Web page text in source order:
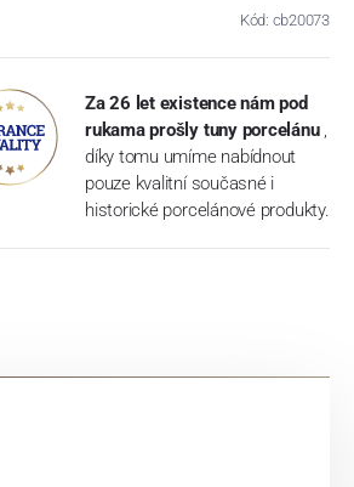
Kód: cb20073
Za 26 let existence nám pod
rukama prošly tuny porcelánu ,
díky tomu umíme nabídnout
pouze kvalitní současné i
historické porcelánové produkty.